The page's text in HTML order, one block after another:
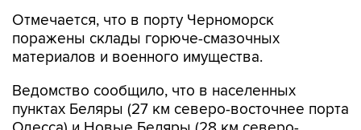
Отмечается, что в порту Черноморск
поражены склады горюче-смазочных
материалов и военного имущества.
Ведомство сообщило, что в населенных
пунктах Беляры (27 км северо-восточнее порта